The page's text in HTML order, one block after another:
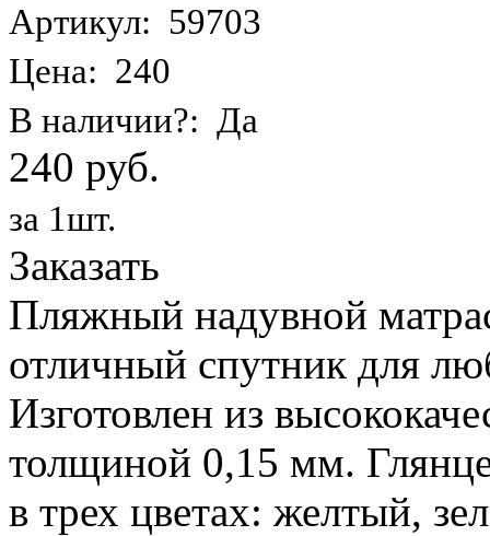
Артикул: 59703
Цена: 240
В наличии?: Да
240 руб.
за 1шт.
Заказать
Пляжный надувной
отличный спутник для
Изготовлен из
толщиной 0,15 мм.
в трех цветах: желтый,